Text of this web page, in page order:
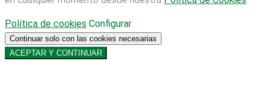
Política de cookies Configurar
Continuar solo con las cookies necesarias
ACEPTAR Y CONTINUAR